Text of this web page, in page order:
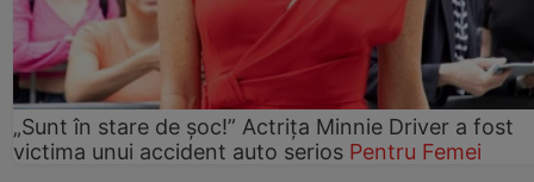
„Sunt în stare de șoc!” Actrița Minnie Driver a fost
victima unui accident auto serios Pentru Femei